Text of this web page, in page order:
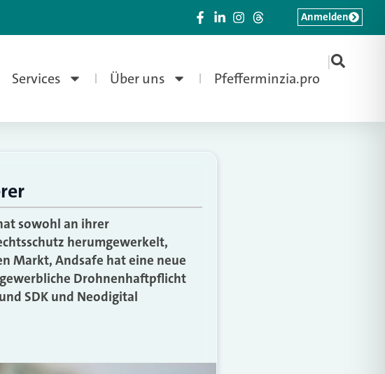
Services Über uns Pfefferminzia.pro
|
Anmelden
sowohl an ihrer
herumgewerkelt,
Markt, Andsafe hat eine neue
Drohnenhaftpflicht
SDK und Neodigital